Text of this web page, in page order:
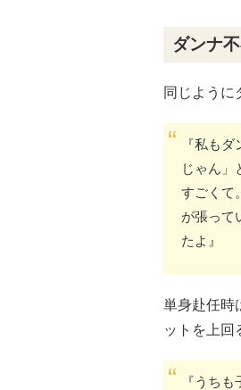
ダンナ
同じように
『私も
じゃん」
すごくて
が張って
たよ』
単身赴任時
ットを上回
『うち